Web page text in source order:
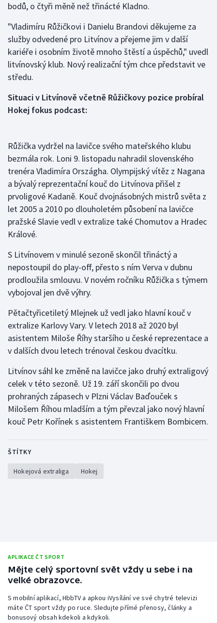
Motorsport
Olympijské hry
Parasport
Plavání
Plážový volejbal
Rychlobruslení
Rychlostní kanoistika
Short track
Sportovní střelba
Triatlon
Veslování
Vodní slalom
Volejbal
bodů, o čtyři měně než třinácté Kladno.
"Vladimíru Růžičkovi i Danielu Brandovi děkujeme za
služby odvedené pro Litvínov a přejeme jim v další
kariéře i osobním životě mnoho štěstí a úspěchů," uvedl
litvínovský klub. Nový realizační tým chce představit ve
středu.
Situaci v Litvínově včetně Růžičkovy pozice probíral
Hokej fokus podcast:
Růžička vydržel na lavičce svého mateřského klubu
bezmála rok. Loni 9. listopadu nahradil slovenského
trenéra Vladimíra Országha. Olympijský vítěz z Nagana
a bývalý reprezentační kouč do Litvínova přišel z
prvoligové Kadaně. Kouč dvojnásobných mistrů světa z
let 2005 a 2010 po dlouholetém působení na lavičce
pražské Slavie vedl v extralize také Chomutov a Hradec
Králové.
S Litvínovem v minulé sezoně skončil třináctý a
nepostoupil do play-off, přesto s ním Verva v dubnu
prodloužila smlouvu. V novém ročníku Růžička s týmem
vybojoval jen dvě výhry.
Pětačtyřicetiletý Mlejnek už vedl jako hlavní kouč v
extralize Karlovy Vary. V letech 2018 až 2020 byl
asistentem Miloše Říhy staršího u české reprezentace a
v dalších dvou letech trénoval českou dvacítku.
Litvínov sáhl ke změně na lavičce jako druhý extraligový
celek v této sezoně. Už 19. září skončili po dvou
prohraných zápasech v Plzni Václav Baďouček s
Milošem Říhou mladším a tým převzal jako nový hlavní
kouč Petr Kořínek s asistentem Františkem Bombicem.
ŠTÍTKY
Hokejová extraliga Hokej
APLIKACE ČT SPORT
Mějte celý sportovní svět vždy u sebe i na
velké obrazovce.
S mobilní aplikací, HbbTV a apkou iVysílání ve své chytré televizi
máte ČT sport vždy po ruce. Sledujte přímé přenosy, články a
bonusový obsah kdekoli a kdykoli.